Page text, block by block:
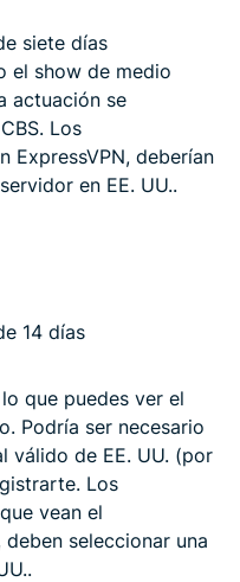
siete días
el show de medio
actuación se
Los
ExpressVPN, deberían
en EE. UU..
14 días
que puedes ver el
Podría ser necesario
válido de EE. UU. (por
Los
vean el
seleccionar una